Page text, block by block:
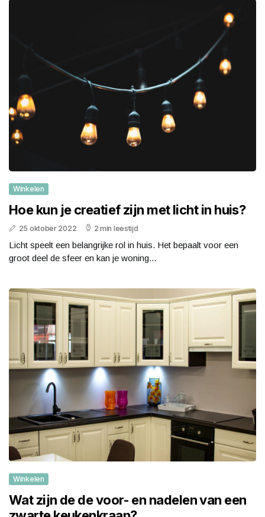
Winkelen
Hoe kun je creatief zijn met licht in huis?
25 oktober 2022 2 min leestijd
Licht speelt een belangrijke rol in huis. Het bepaalt voor een
groot deel de sfeer en kan je woning...
Winkelen
Wat zijn de de voor- en nadelen van een